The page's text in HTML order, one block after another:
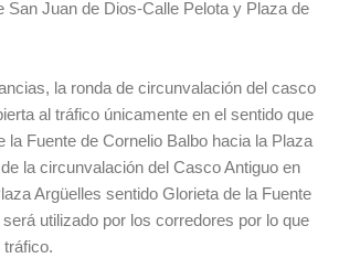
San Juan de Dios-Calle Pelota y Plaza de
la ronda de circunvalación del casco
al tráfico únicamente en el sentido que
la Fuente de Cornelio Balbo hacia la Plaza
la circunvalación del Casco Antiguo en
Argüelles sentido Glorieta de la Fuente
utilizado por los corredores por lo que
tráfico.